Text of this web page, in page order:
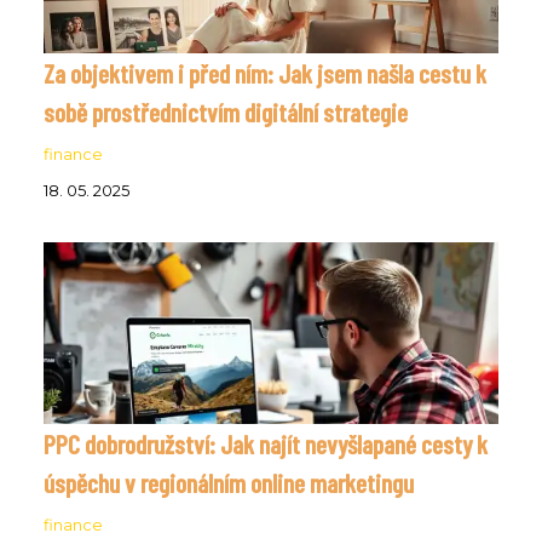
Za objektivem i před ním: Jak jsem našla cestu k
sobě prostřednictvím digitální strategie
finance
18. 05. 2025
PPC dobrodružství: Jak najít nevyšlapané cesty k
úspěchu v regionálním online marketingu
finance